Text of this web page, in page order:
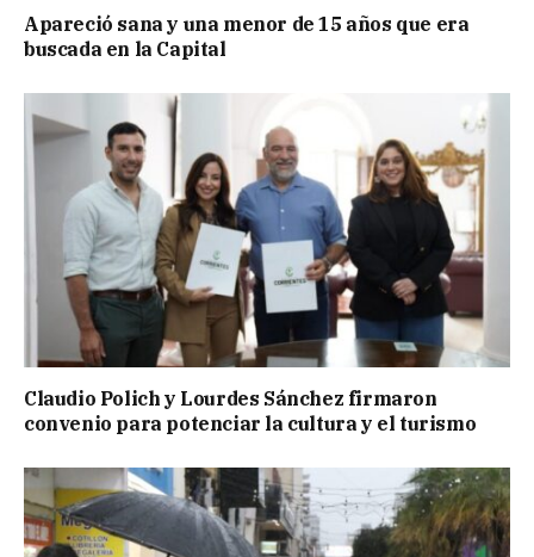
Apareció sana y una menor de 15 años que era
buscada en la Capital
Claudio Polich y Lourdes Sánchez firmaron
convenio para potenciar la cultura y el turismo